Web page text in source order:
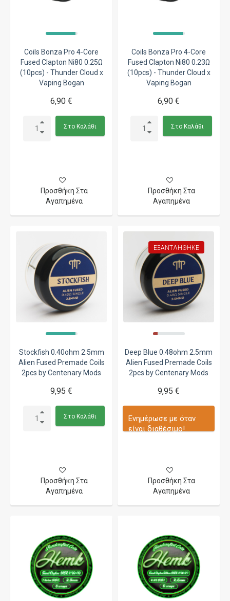
Coils Bonza Pro 4-Core
Fused Clapton Ni80 0.25Ω
(10pcs) - Thunder Cloud x
Vaping Bogan
6,90 €
Στο Καλάθι
Προσθήκη Στα
Αγαπημένα
Coils Bonza Pro 4-Core
Fused Clapton Ni80 0.23Ω
(10pcs) - Thunder Cloud x
Vaping Bogan
6,90 €
Στο Καλάθι
Προσθήκη Στα
Αγαπημένα
Stockfish 0.40ohm 2.5mm
Alien Fused Premade Coils
2pcs by Centenary Mods
9,95 €
Στο Καλάθι
Προσθήκη Στα
Αγαπημένα
ΕΞΑΝΤΛΉΘΗΚΕ
Deep Blue 0.48ohm 2.5mm
Alien Fused Premade Coils
2pcs by Centenary Mods
9,95 €
Ενημέρωσε με όταν
είναι διαθέσιμο!
Προσθήκη Στα
Αγαπημένα